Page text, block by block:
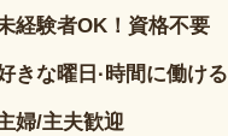
経験者OK！資格不要
きな曜日·時間に働ける
婦/主夫歓迎